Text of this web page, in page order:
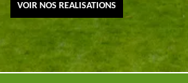
VOIR NOS REALISATIONS